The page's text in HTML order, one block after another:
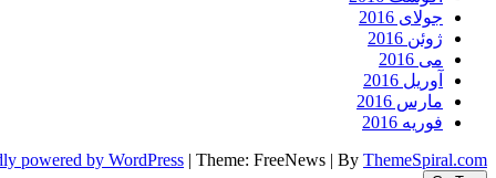
جولای 2016
ژوئن 2016
می 2016
آوریل 2016
مارس 2016
فوریه 2016
powered by WordPress | Theme: FreeNews | By ThemeSpiral.com